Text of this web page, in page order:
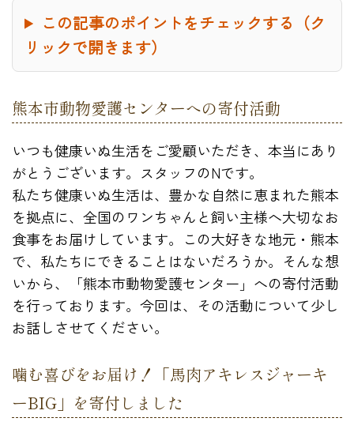
この記事のポイントをチェックする（ク
リックで開きます）
熊本市動物愛護センターへの寄付活動
いつも健康いぬ生活をご愛顧いただき、本当にあり
がとうございます。スタッフのNです。
私たち健康いぬ生活は、豊かな自然に恵まれた熊本
を拠点に、全国のワンちゃんと飼い主様へ大切なお
食事をお届けしています。この大好きな地元・熊本
で、私たちにできることはないだろうか。そんな想
いから、「熊本市動物愛護センター」への寄付活動
を行っております。今回は、その活動について少し
お話しさせてください。
噛む喜びをお届け！「馬肉アキレスジャーキ
ーBIG」を寄付しました